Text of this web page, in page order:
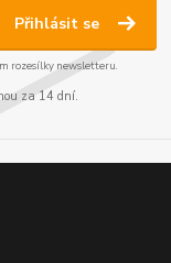
Přihlásit se
rozesílky newsletteru.
za 14 dní.